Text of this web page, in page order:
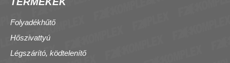
Folyadékhűtő
Hőszivattyú
Légszárító, ködtelenítő